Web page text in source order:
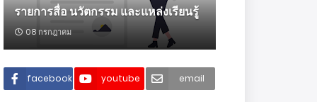
รายการสื่อ นวัตกรรม และแหล่งเรียนรู้
08 กรกฎาคม
facebook youtube email